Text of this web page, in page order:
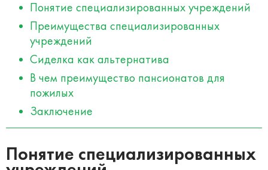
Понятие специализированных учреждений
Преимущества специализированных
учреждений
Сиделка как альтернатива
В чем преимущество пансионатов для
пожилых
Заключение
Понятие специализированных